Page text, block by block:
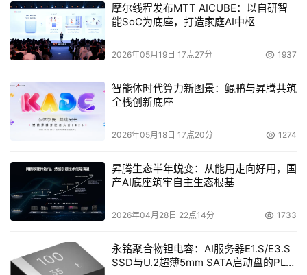
摩尔线程发布MTT AICUBE：以自研智
能SoC为底座，打造家庭AI中枢
2026年05月19日 17点27分 1937
智能体时代算力新图景：鲲鹏与昇腾共筑
全栈创新底座
2026年05月18日 17点20分 1274
昇腾生态半年蜕变：从能用走向好用，国
产AI底座筑牢自主生态根基
2026年04月28日 22点14分 1733
永铭聚合物钽电容：AI服务器E1.S/E3.S
SSD与U.2超薄5mm SATA启动盘的PLP